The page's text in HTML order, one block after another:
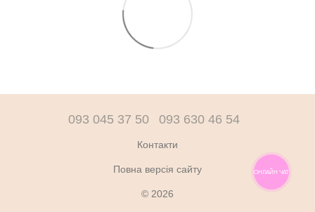
093 045 37 50 093 630 46 54
Контакти
Повна версія сайту
© 2026
ОНЛАЙН ЧАТ